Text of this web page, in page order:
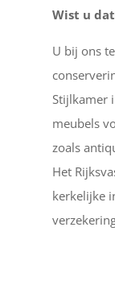
Wist u
U bij ons
Stijlkamer
meubels
zoals
Het
kerkelijke